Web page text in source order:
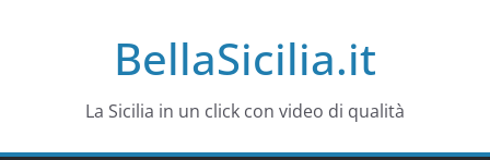
BellaSicilia.it
La Sicilia in un click con video di qualità